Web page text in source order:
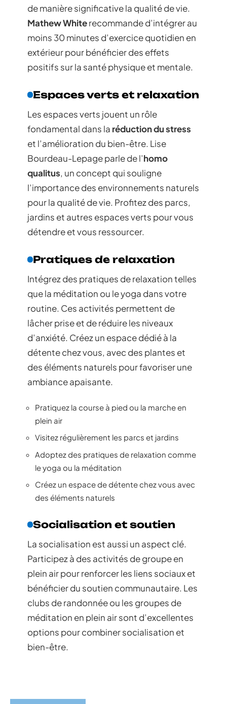
de manière significative la qualité de vie.
Mathew Whiterecommande d’intégrer au
moins 30 minutes d’exercice quotidien en
extérieur pour bénéficier des effets
positifs sur la santé physique et mentale.
Espaces verts et relaxation
Les espaces verts jouent un rôle
fondamental dans la réduction du stress
et l’amélioration du bien-être. Lise
Bourdeau-Lepage parle de l’homo
qualitus, un concept qui souligne
l’importance des environnements naturels
pour la qualité de vie. Profitez des parcs,
jardins et autres espaces verts pour vous
détendre et vous ressourcer.
Pratiques de relaxation
Intégrez des pratiques de relaxation telles
que la méditation ou le yoga dans votre
routine. Ces activités permettent de
lâcher prise et de réduire les niveaux
d’anxiété. Créez un espace dédié à la
détente chez vous, avec des plantes et
des éléments naturels pour favoriser une
ambiance apaisante.
Pratiquez la course à pied ou la marche en
plein air
Visitez régulièrement les parcs et jardins
Adoptez des pratiques de relaxation comme
le yoga ou la méditation
Créez un espace de détente chez vous avec
des éléments naturels
Socialisation et soutien
La socialisation est aussi un aspect clé.
Participez à des activités de groupe en
plein air pour renforcer les liens sociaux et
bénéficier du soutien communautaire. Les
clubs de randonnée ou les groupes de
méditation en plein air sont d’excellentes
options pour combiner socialisation et
bien-être.